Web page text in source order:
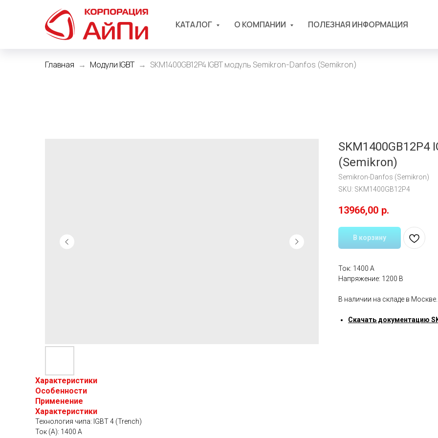
КАТАЛОГ О КОМПАНИИ ПОЛЕЗНАЯ ИНФОРМАЦИЯ
Главная Модули IGBT SKM1400GB12P4 IGBT модуль Semikron-Danfos (Semikron)
SKM1400GB12P4
(Semikron)
Semikron-Danfos (Semikron)
SKU: SKM1400GB12P4
13966,00 р.
В корзину
Ток: 1400 А
Напряжение: 1200 В
В наличии на складе в Москве.
Скачать документацию
Характеристики
Особенности
Применение
Характеристики
Технология чипа: IGBT 4 (Trench)
Ток (А): 1400 А